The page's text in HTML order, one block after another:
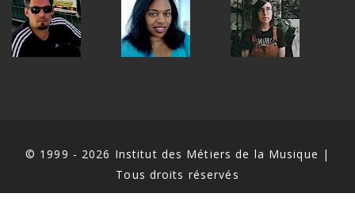
© 1999 - 2026 Institut des Métiers de la Musique |
Tous droits réservés